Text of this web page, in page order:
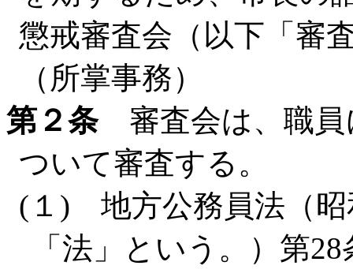
懲戒審査会（以下「審
（所掌事務）
第２条審査会は、職員
ついて審査する。
(１) 地方公務員法（昭
「法」という。）第